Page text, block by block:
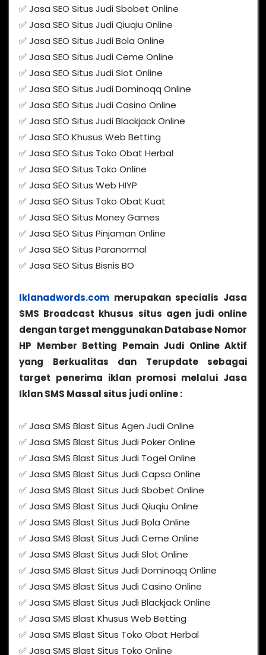
✅ Jasa SEO Situs Judi Sbobet Online
✅ Jasa SEO Situs Judi Qiuqiu Online
✅ Jasa SEO Situs Judi Bola Online
✅ Jasa SEO Situs Judi Ceme Online
✅ Jasa SEO Situs Judi Slot Online
✅ Jasa SEO Situs Judi Dominoqq Online
✅ Jasa SEO Situs Judi Casino Online
✅ Jasa SEO Situs Judi Blackjack Online
✅ Jasa SEO Khusus Web Betting
✅ Jasa SEO Situs Toko Obat Herbal
✅ Jasa SEO Situs Toko Online
✅ Jasa SEO Situs Web HIYP
✅ Jasa SEO Situs Toko Obat Kuat
✅ Jasa SEO Situs Money Games
✅ Jasa SEO Situs Pinjaman Online
✅ Jasa SEO Situs Paranormal
✅ Jasa SEO Situs Bisnis BO
Iklanadwords.com merupakan specialis Jasa
SMS Broadcast khusus situs agen judi online
dengan target menggunakan Database Nomor
HP Member Betting Pemain Judi Online Aktif
yang Berkualitas dan Terupdate sebagai
target penerima iklan promosi melalui Jasa
Iklan SMS Massal situs judi online :
✅ Jasa SMS Blast Situs Agen Judi Online
✅ Jasa SMS Blast Situs Judi Poker Online
✅ Jasa SMS Blast Situs Judi Togel Online
✅ Jasa SMS Blast Situs Judi Capsa Online
✅ Jasa SMS Blast Situs Judi Sbobet Online
✅ Jasa SMS Blast Situs Judi Qiuqiu Online
✅ Jasa SMS Blast Situs Judi Bola Online
✅ Jasa SMS Blast Situs Judi Ceme Online
✅ Jasa SMS Blast Situs Judi Slot Online
✅ Jasa SMS Blast Situs Judi Dominoqq Online
✅ Jasa SMS Blast Situs Judi Casino Online
✅ Jasa SMS Blast Situs Judi Blackjack Online
✅ Jasa SMS Blast Khusus Web Betting
✅ Jasa SMS Blast Situs Toko Obat Herbal
✅ Jasa SMS Blast Situs Toko Online